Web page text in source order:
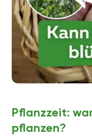
Pflanzzeit:
pflanzen?